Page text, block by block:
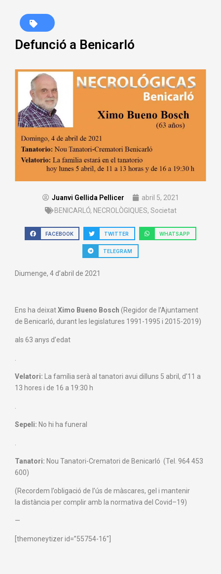
Defunció a Benicarló
Juanvi Gellida Pellicer
abril 5, 2021
BENICARLÓ, NECROLÒGIQUES, Societat
FACEBOOK TWITTER WHATSAPP
TELEGRAM
Diumenge, 4 d’abril de 2021
Ens ha deixatXimo Bueno Bosch (Regidor de l’Ajuntament
de Benicarló, durant les legislatures 1991-1995 i 2015-2019)
als 63 anys d’edat
Velatori: La família serà al tanatori avui dilluns 5 abril, d’11 a
13 hores i de 16 a 19:30 h
Sepeli: No hi ha funeral
Tanatori: Nou Tanatori-Crematori de Benicarló (Tel. 964 453
600)
(Recordem l’obligació de l’ús de màscares, gel i mantenir
la distància per complir amb la normativa del Covid–19)
—
[themoneytizer id=”55754-16″]